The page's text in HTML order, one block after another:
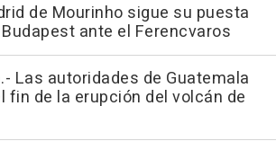
de Mourinho sigue su puesta
ante el Ferencvaros
Las autoridades de Guatemala
fin de la erupción del volcán de